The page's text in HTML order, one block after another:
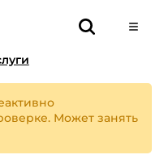
Может занять